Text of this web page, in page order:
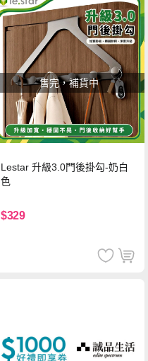
售完，補貨中
Lestar 升級3.0門後掛勾-奶白
色
$329